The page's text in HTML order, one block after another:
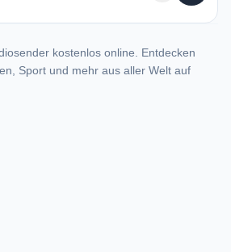
kostenlos online. Entdecken
Sport und mehr aus aller Welt auf